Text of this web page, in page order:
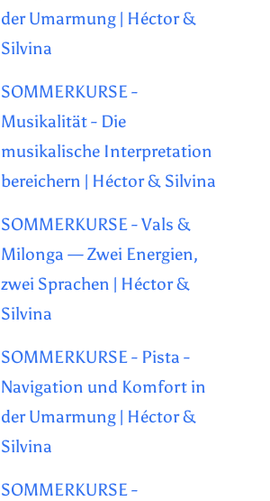
der Umarmung | Héctor &
Silvina
SOMMERKURSE -
Musikalität - Die
musikalische Interpretation
bereichern | Héctor & Silvina
SOMMERKURSE - Vals &
Milonga — Zwei Energien,
zwei Sprachen | Héctor &
Silvina
SOMMERKURSE - Pista -
Navigation und Komfort in
der Umarmung | Héctor &
Silvina
SOMMERKURSE -